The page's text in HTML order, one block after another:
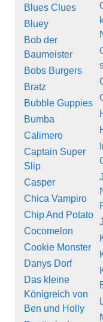
Blues Clues
Bluey
Bob der
Baumeister
Bobs Burgers
Bratz
Bubble Guppies
Bumba
Calimero
Captain Super
Slip
Casper
Chica Vampiro
Chip And Potato
Cocomelon
Cookie Monster
Danys Dorf
Das kleine
Königreich von
Ben und Holly